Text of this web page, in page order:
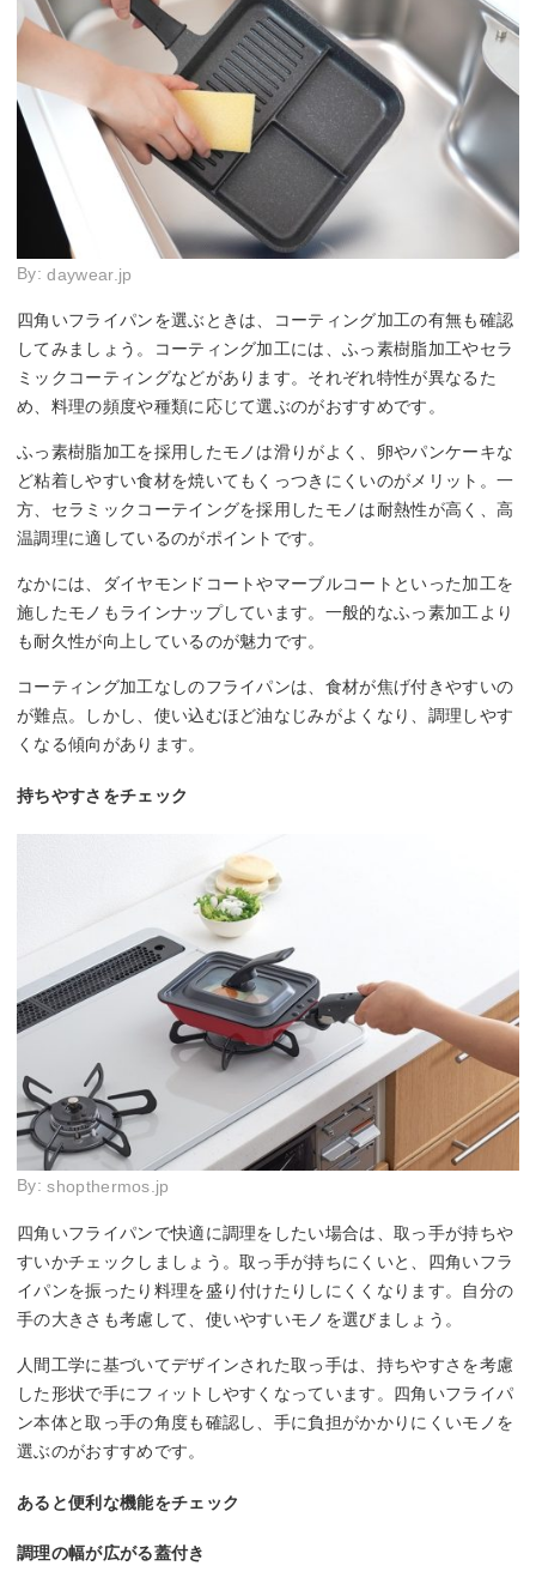
By:daywear.jp
四角いフライパンを選ぶときは、コーティング加工の有無も確認
してみましょう。コーティング加工には、ふっ素樹脂加工やセラ
ミックコーティングなどがあります。それぞれ特性が異なるた
め、料理の頻度や種類に応じて選ぶのがおすすめです。
ふっ素樹脂加工を採用したモノは滑りがよく、卵やパンケーキな
ど粘着しやすい食材を焼いてもくっつきにくいのがメリット。一
方、セラミックコーテイングを採用したモノは耐熱性が高く、高
温調理に適しているのがポイントです。
なかには、ダイヤモンドコートやマーブルコートといった加工を
施したモノもラインナップしています。一般的なふっ素加工より
も耐久性が向上しているのが魅力です。
コーティング加工なしのフライパンは、食材が焦げ付きやすいの
が難点。しかし、使い込むほど油なじみがよくなり、調理しやす
くなる傾向があります。
持ちやすさをチェック
By:shopthermos.jp
四角いフライパンで快適に調理をしたい場合は、取っ手が持ちや
すいかチェックしましょう。取っ手が持ちにくいと、四角いフラ
イパンを振ったり料理を盛り付けたりしにくくなります。自分の
手の大きさも考慮して、使いやすいモノを選びましょう。
人間工学に基づいてデザインされた取っ手は、持ちやすさを考慮
した形状で手にフィットしやすくなっています。四角いフライパ
ン本体と取っ手の角度も確認し、手に負担がかかりにくいモノを
選ぶのがおすすめです。
あると便利な機能をチェック
調理の幅が広がる蓋付き